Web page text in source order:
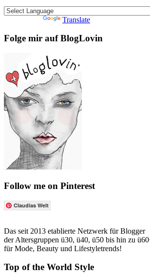
Translate
Folge mir auf BlogLovin
Follow me on Pinterest
Claudias Welt
Das seit 2013 etablierte Netzwerk für Blogger
der Altersgruppen ü30, ü40, ü50 bis hin zu
für Mode, Beauty und Lifestyletrends!
Top of the World Style